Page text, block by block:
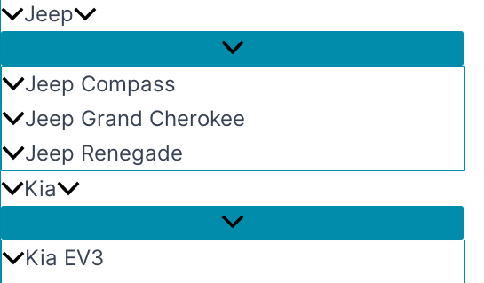
Jeep
Jeep Compass
Jeep Grand Cherokee
Jeep Renegade
Kia
Kia EV3